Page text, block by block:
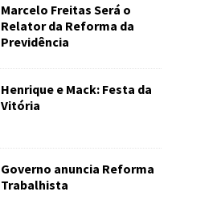
Marcelo Freitas Será o
Relator da Reforma da
Previdência
Henrique e Mack: Festa da
Vitória
Governo anuncia Reforma
Trabalhista